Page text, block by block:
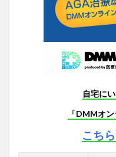
自宅に
「DMMオ
こち